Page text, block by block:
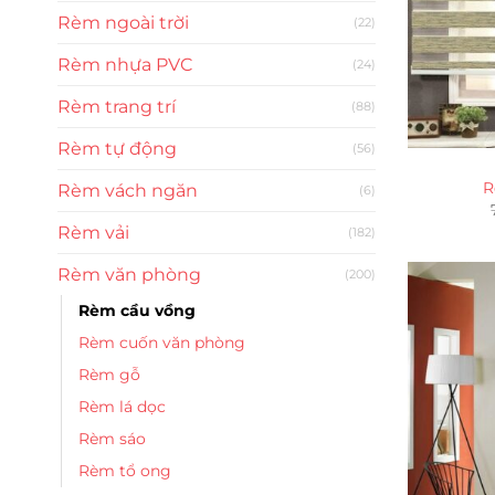
Rèm ngoài trời (22)
Rèm nhựa PVC (24)
Rèm trang trí (88)
Rèm tự động (56)
Rèm vách ngăn (6)
Rèm vải (182)
Rèm văn phòng (200)
Rèm cầu vồng
Rèm cuốn văn phòng
Rèm gỗ
Rèm lá dọc
Rèm sáo
Rèm tổ ong